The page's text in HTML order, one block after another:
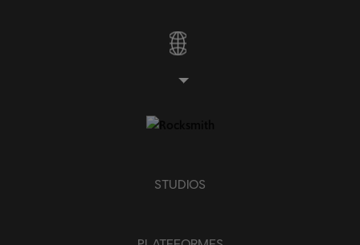
STUDIOS